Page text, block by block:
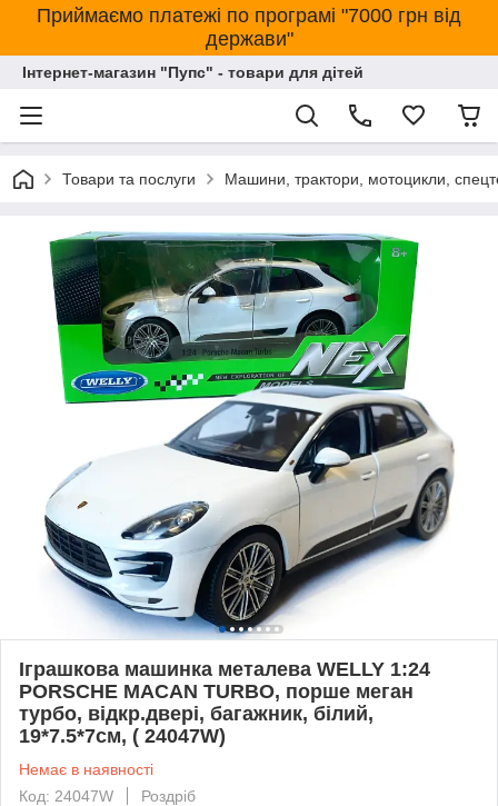
Приймаємо платежі по програмі "7000 грн від
держави"
Інтернет-магазин "Пупс" - товари для дітей
Товари та послуги Машини, трактори, мотоцикли,
Іграшкова машинка металева WELLY 1:24
PORSCHE MACAN TURBO, порше меган
турбо, відкр.двері, багажник, білий,
19*7.5*7см, ( 24047W)
Немає в наявності
Код: 24047W
Роздріб